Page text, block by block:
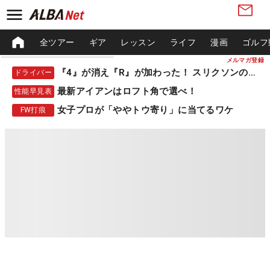
メルマガ登録
全ツアー ギア レッスン ライフ 漫画 ゴル
ドライバー 『4』が消え『R』が加わった！ スリクソンの新作
性能早見表 最新アイアンはロフト角で選べ！
FW打痕 女子プロが「ややトウ寄り」に当てるワケ